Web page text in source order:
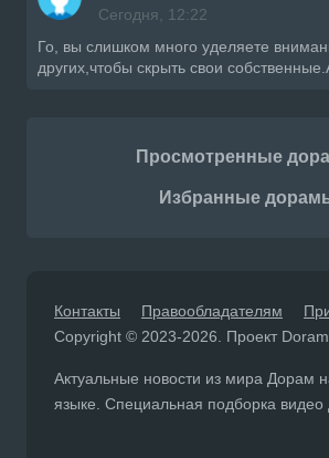
Сегодня, 12:22
Го, вы слишком много уделяете
других,чтобы скрыть свои
Просмотренные
Избранные
Контакты Правообладателям
Copyright © 2023-2026. Проект
Актуальные новости из мира Дорам
языке. Специальная подборка видео